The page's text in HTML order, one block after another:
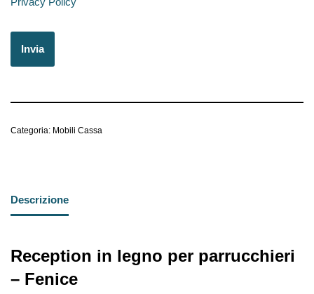
Categoria: Mobili Cassa
Descrizione
Reception in legno per parrucchieri
– Fenice